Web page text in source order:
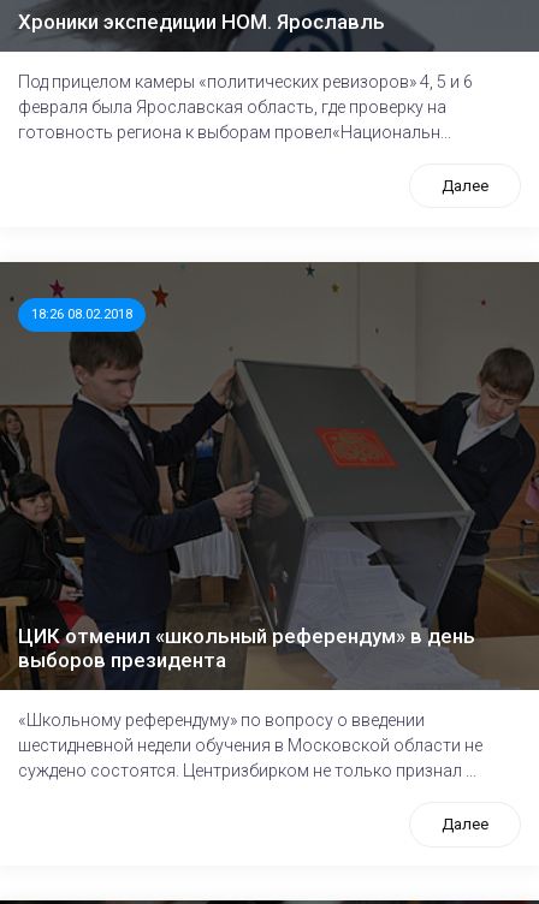
Хроники экспедиции НОМ. Ярославль
Под прицелом камеры «политических ревизоров» 4, 5 и 6
февраля была Ярославская область, где проверку на
готовность региона к выборам провел«Национальн...
Далее
18:26 08.02.2018
ЦИК отменил «школьный референдум» в день
выборов президента
«Школьному референдуму» по вопросу о введении
шестидневной недели обучения в Московской области не
суждено состоятся. Центризбирком не только признал ...
Далее